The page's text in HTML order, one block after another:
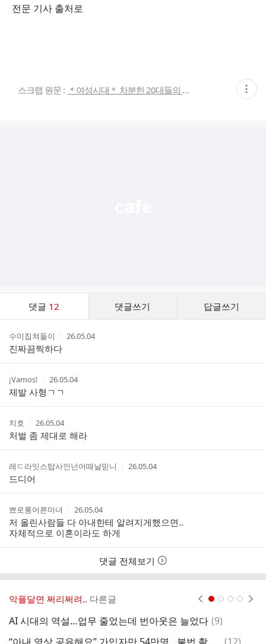
전문 기사 출처로
스크랩 원문 : ＊여성시대＊ 차분한 20대들의 알흠다운 공간 현
재
댓글 12 댓글쓰기 답글쓰기
스
작
성
자
수미칩쳐돌이
작
간
26.05.04
진짜끔찍하다
작
성
자
¡Vamos!
작
성
시
간
26.05.04
제발 사형ㄱㄱ
작
성
자
치호
작
성
시
간
26.05.04
처벌 좀 제대로 해라
작
성
자
레ㄷ라잇스탑사인넌어때날믿니
작
간
26.05.04
드디어
작
성
자
뾰로롱어른마녀
작
성
시
간
26.05.04
저 올린사람들 다 아내한테 알려지게했으면..
자체적으로 이혼이라도 하게
댓글 전체보기
악플달면 쩌리쩌려.. 다른글
AI 시대의 역설…업무 줄었는데 번아웃은 늘었다 댓
(9)
댓